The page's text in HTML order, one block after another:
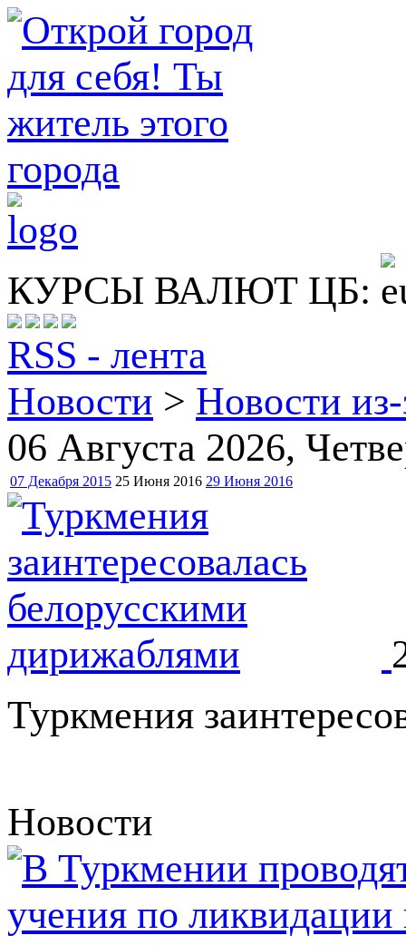
КУРСЫ ВАЛЮТ ЦБ:
RSS - лента
Новости > Новости
06 Августа 2026,
07 Декабря 2015 25 Июня 2016 29 Июня 2016
Туркмения
Новости